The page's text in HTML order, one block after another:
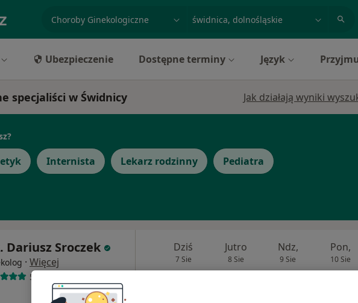
specjalizacja, badanie lub nazwiskomiasto lub dzielnica
Ubezpieczenie Dostępne terminy Język
specjaliści w Świdnicy Jak działają wyniki
Internista Lekarz rodzinny Pediatra
Dariusz Sroczek
· Więcej
53 opinie
Dziś
7 Sie
Jutro
8 Sie
Ndz,
9 Sie
Pon,
10 Sie